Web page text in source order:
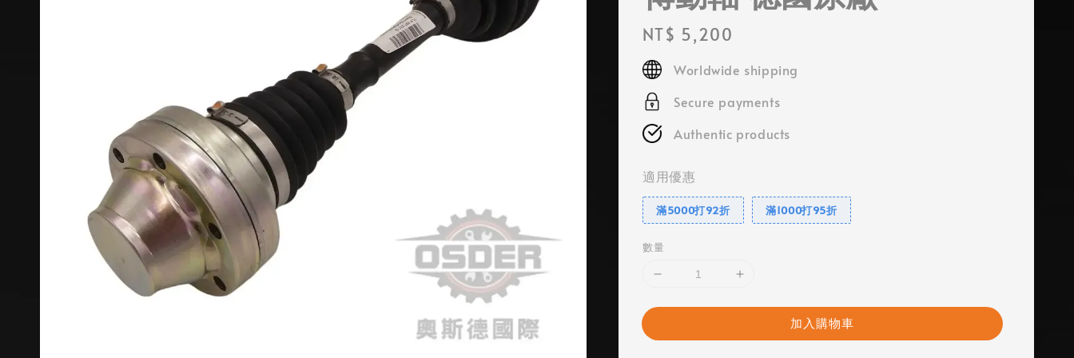
Regular
price
NT$ 5,200
Worldwide shipping
Secure payments
Authentic products
適用優惠
滿5000打92折 滿1000打95折
數量
加入購物車